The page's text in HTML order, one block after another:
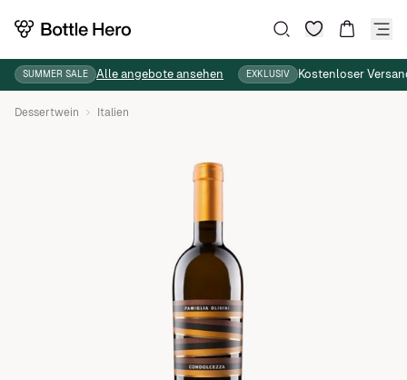
SUMMER SALE Alle angebote ansehen EXKLUSIV Kostenloser
Dessertwein Italien